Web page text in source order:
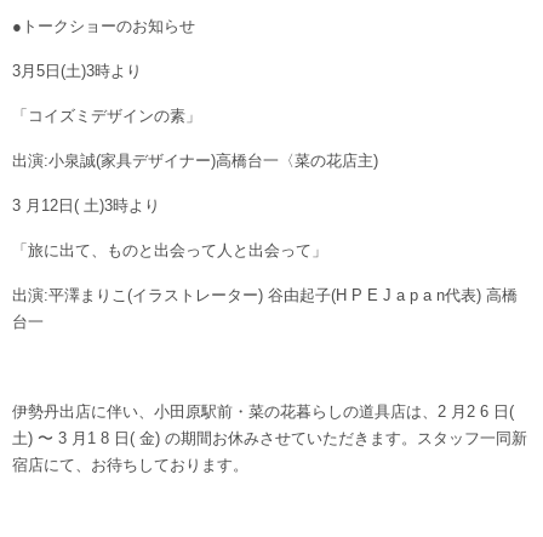
●トークショーのお知らせ
3月5日(土)3時より
「コイズミデザインの素」
出演:小泉誠(家具デザイナー)高橋台一〈菜の花店主)
3 月12日( 土)3時より
「旅に出て、ものと出会って人と出会って」
出演:平澤まりこ(イラストレーター) 谷由起子(H P E J a p a n代表) 高橋
台一
伊勢丹出店に伴い、小田原駅前・菜の花暮らしの道具店は、2 月2 6 日(
土) 〜 3 月1 8 日( 金) の期間お休みさせていただきます。スタッフ一同新
宿店にて、お待ちしております。